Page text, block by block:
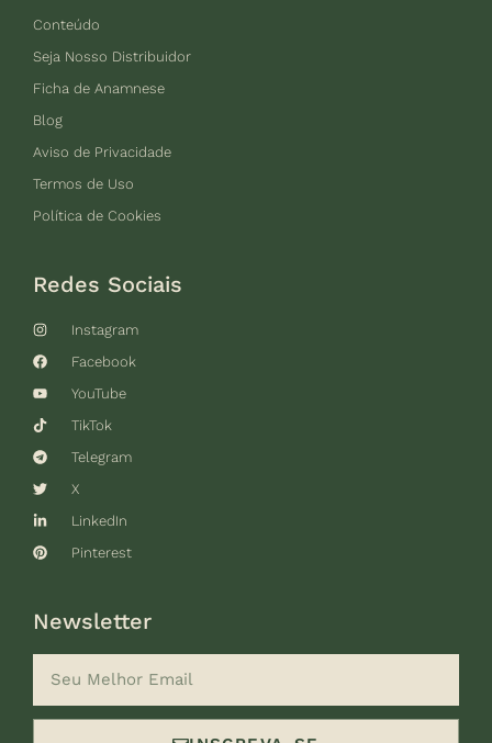
Conteúdo
Seja Nosso Distribuidor
Ficha de Anamnese
Blog
Aviso de Privacidade
Termos de Uso
Política de Cookies
Redes Sociais
Instagram
Facebook
YouTube
TikTok
Telegram
X
LinkedIn
Pinterest
Newsletter